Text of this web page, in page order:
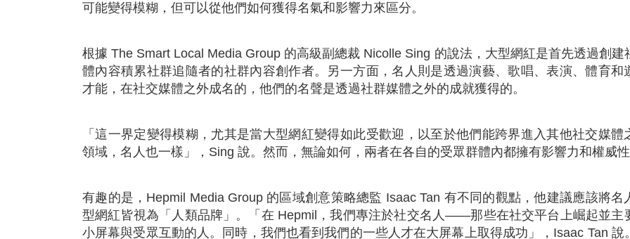
可能變得模糊，但可以從他們如何獲得名氣和影響力來區分。
根據 The Smart Local Media Group 的高級副總裁 Nicolle Sing 的說法，大型網紅是首先透過創建
體內容積累社群追隨者的社群內容創作者。另一方面，名人則是透過演藝、歌唱、表演、體育和
才能，在社交媒體之外成名的，他們的名聲是透過社群媒體之外的成就獲得的。
「這一界定變得模糊，尤其是當大型網紅變得如此受歡迎，以至於他們能跨界進入其他社交媒體
領域，名人也一樣」，Sing 說。然而，無論如何，兩者在各自的受眾群體內都擁有影響力和權威
有趣的是，Hepmil Media Group 的區域創意策略總監 Isaac Tan 有不同的觀點，他建議應該將名
型網紅皆視為「人類品牌」。「在 Hepmil，我們專注於社交名人——那些在社交平台上崛起並主
小屏幕與受眾互動的人。同時，我們也看到我們的一些人才在大屏幕上取得成功」，Isaac Tan 說